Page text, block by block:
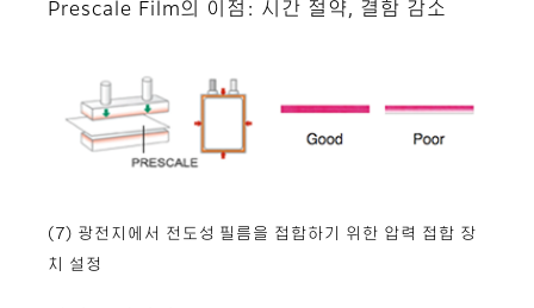
Prescale Film의 이점: 시간 절약, 결함 감소
(7) 광전지에서 전도성 필름을 접합하기 위한 압력 접합 장
치 설정